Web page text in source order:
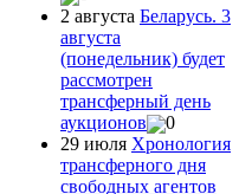
2 августа Беларусь. 3
августа
(понедельник) будет
рассмотрен
трансферный день
аукционов
0
29 июля Хронология
трансферного дня
свободных агентов